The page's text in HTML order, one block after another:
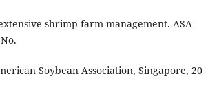
shrimp farm management. ASA
Soybean Association, Singapore, 20